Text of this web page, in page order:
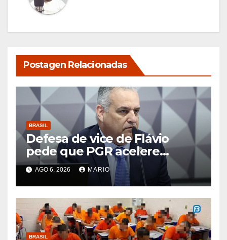
Postagen Relacionadas
BRASIL
Defesa de vice de Flávio
pede que PGR acelere
exame de DNA que afastaria
suspeita de estupro
AGO 6, 2026 MARIO
BRASIL